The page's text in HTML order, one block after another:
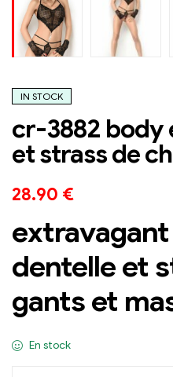
IN STOCK
cr-3882 body
et strass de
28.90 €
dentelle et
gants et
En stock